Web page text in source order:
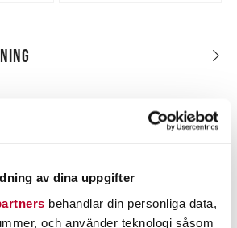
av dina uppgifter
behandlar din personliga data,
och använder teknologi såsom